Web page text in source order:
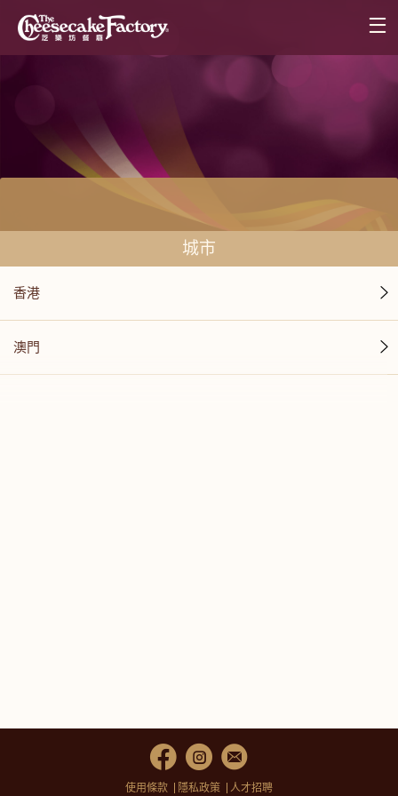
城市
香港
澳門
使用條款 隱私政策 人才招聘